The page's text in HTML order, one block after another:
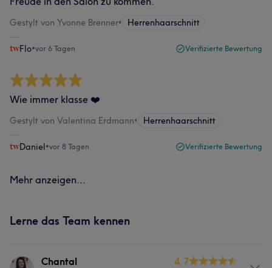
Gestylt von Yvonne Brenner• Herrenhaarschnitt
Flo•vor 6 Tagen Verifizierte Bewertung
Wie immer klasse ❤️
Gestylt von Valentina Erdmann• Herrenhaarschnitt
Daniel•vor 8 Tagen Verifizierte Bewertung
Mehr anzeigen...
Lerne das Team kennen
Chantal 4.7